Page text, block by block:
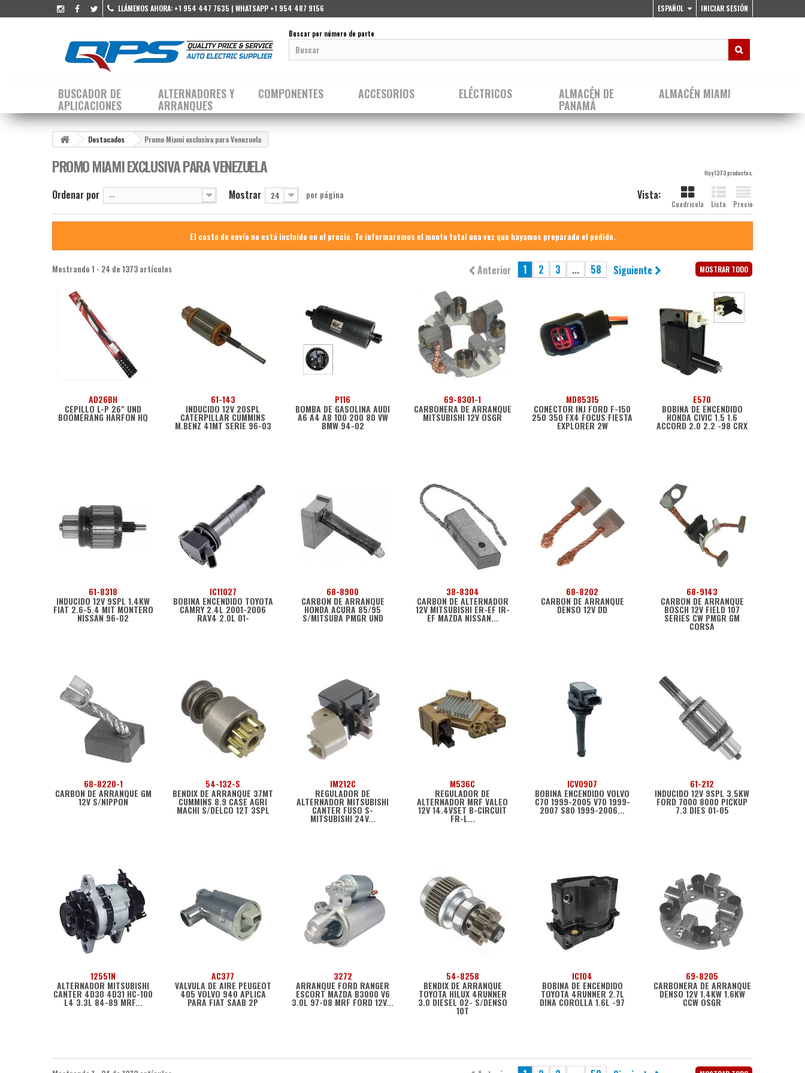
INICIAR SESIÓN
ESPAÑOL
LLÁMENOS AHORA: +1 954 447 7635 | WHATSAPP +1 954 487 9156
Buscar por número de parte
BUSCADOR DE
APLICACIONES
ALTERNADORES Y
ARRANQUES
COMPONENTES ACCESORIOS ELÉCTRICOS ALMACÉN DE
PANAMÁ
ALMACÉN MIAMI
Destacados Promo Miami exclusiva para Venezuela
PROMO MIAMI EXCLUSIVA PARA VENEZUELA Hay 1373 productos.
Vista:
Cuadricula Lista Precio
Ordenar por -- Mostrar 24 por página
El costo de envío no está incluido en el precio. Te informaremos el monto total una vez que hayamos preparado el pedido.
MOSTRAR TODO
Anterior 1 2 3 ... 58 Siguiente
Mostrando 1 - 24 de 1373 artículos
AD26BH
CEPILLO L-P 26" UND
BOOMERANG HARFON HQ
61-143
INDUCIDO 12V 20SPL
CATERPILLAR CUMMINS
M.BENZ 41MT SERIE 96-03
P116
BOMBA DE GASOLINA AUDI
A6 A4 A8 100 200 80 VW
BMW 94-02
69-8301-1
CARBONERA DE ARRANQUE
MITSUBISHI 12V OSGR
MD85315
CONECTOR INJ FORD F-150
250 350 FX4 FOCUS FIESTA
EXPLORER 2W
E570
BOBINA DE ENCENDIDO
HONDA CIVIC 1.5 1.6
ACCORD 2.0 2.2 -98 CRX
61-8318
INDUCIDO 12V 9SPL 1.4KW
FIAT 2.6-5.4 MIT MONTERO
NISSAN 96-02
IC11027
BOBINA ENCENDIDO TOYOTA
CAMRY 2.4L 2001-2006
RAV4 2.0L 01-
68-8900
CARBON DE ARRANQUE
HONDA ACURA 85/95
S/MITSUBA PMGR UND
38-8304
CARBON DE ALTERNADOR
12V MITSUBISHI ER-EF IR-
EF MAZDA NISSAN...
68-8202
CARBON DE ARRANQUE
DENSO 12V DD
68-9143
CARBON DE ARRANQUE
BOSCH 12V FIELD 107
SERIES CW PMGR GM
CORSA
68-8220-1
CARBON DE ARRANQUE GM
12V S/NIPPON
54-132-S
BENDIX DE ARRANQUE 37MT
CUMMINS 8.9 CASE AGRI
MACHI S/DELCO 12T 3SPL
IM212C
REGULADOR DE
ALTERNADOR MITSUBISHI
CANTER FUSO S-
MITSUBISHI 24V...
M536C
REGULADOR DE
ALTERNADOR MRF VALEO
12V 14.4VSET B-CIRCUIT
FR-L...
ICV0907
BOBINA ENCENDIDO VOLVO
C70 1999-2005 V70 1999-
2007 S80 1999-2006...
61-212
INDUCIDO 12V 9SPL 3.5KW
FORD 7000 8000 PICKUP
7.3 DIES 01-05
12551N
ALTERNADOR MITSUBISHI
CANTER 4D30 4D31 HC-100
L4 3.3L 84-89 MRF...
AC377
VALVULA DE AIRE PEUGEOT
405 VOLVO 940 APLICA
PARA FIAT SAAB 2P
3272
ARRANQUE FORD RANGER
ESCORT MAZDA B3000 V6
3.0L 97-08 MRF FORD 12V...
54-8258
BENDIX DE ARRANQUE
TOYOTA HILUX 4RUNNER
3.0 DIESEL 02- S/DENSO
10T
IC104
BOBINA DE ENCENDIDO
TOYOTA 4RUNNER 2.7L
DINA COROLLA 1.6L -97
69-8205
CARBONERA DE ARRANQUE
DENSO 12V 1.4KW 1.6KW
CCW OSGR